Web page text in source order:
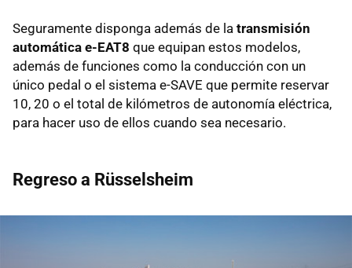
Seguramente disponga además de la transmisión
automática e-EAT8 que equipan estos modelos,
además de funciones como la conducción con un
único pedal o el sistema e-SAVE que permite reservar
10, 20 o el total de kilómetros de autonomía eléctrica,
para hacer uso de ellos cuando sea necesario.
Regreso a Rüsselsheim